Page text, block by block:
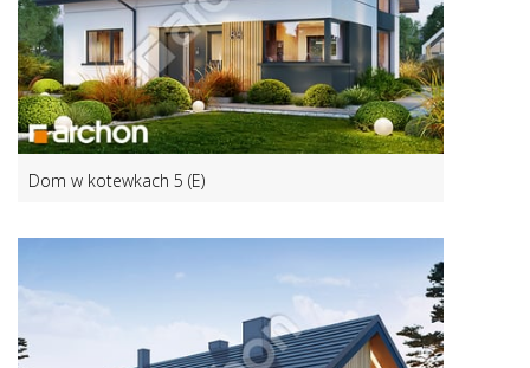
Dom w kotewkach 5 (E)